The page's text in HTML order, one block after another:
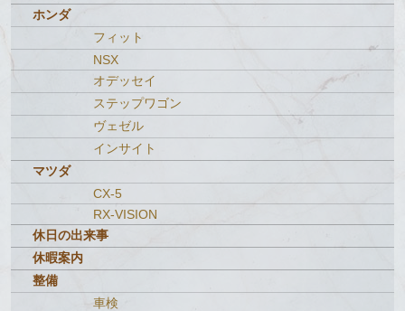
ホンダ
フィット
NSX
オデッセイ
ステップワゴン
ヴェゼル
インサイト
マツダ
CX-5
RX-VISION
休日の出来事
休暇案内
整備
車検